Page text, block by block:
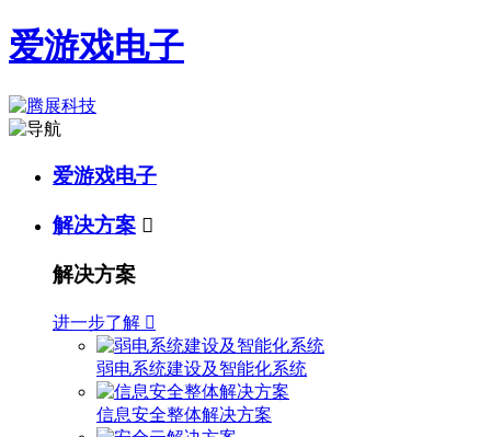
爱游戏电子
爱游戏电子
解决方案 
解决方案
进一步了解 
弱电系统建设及智能化系统
信息安全整体解决方案